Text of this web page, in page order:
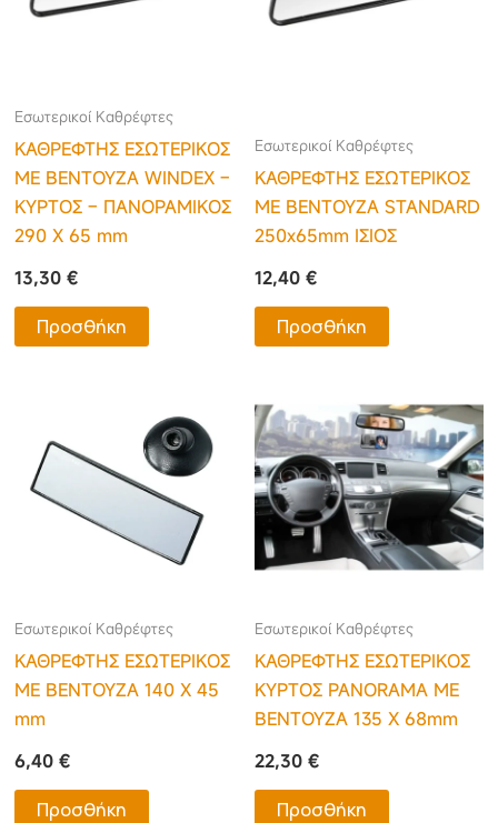
Εσωτερικοί Καθρέφτες
ΚΑΘΡΕΦΤΗΣ ΕΣΩΤΕΡΙΚΟΣ
ΜΕ ΒΕΝΤΟΥΖΑ WINDEX –
ΚΥΡΤΟΣ – ΠΑΝΟΡΑΜΙΚΟΣ
290 Χ 65 mm
13,30€
Προσθήκη
Εσωτερικοί Καθρέφτες
ΚΑΘΡΕΦΤΗΣ ΕΣΩΤΕΡΙΚΟΣ
ΜΕ ΒΕΝΤΟΥΖΑ STANDARD
250x65mm ΙΣΙΟΣ
12,40 €
Προσθήκη
Εσωτερικοί Καθρέφτες
ΚΑΘΡΕΦΤΗΣ ΕΣΩΤΕΡΙΚΟΣ
ΜΕ ΒΕΝΤΟΥΖΑ 140 Χ 45
mm
6,40€
Προσθήκη
Εσωτερικοί Καθρέφτες
ΚΑΘΡΕΦΤΗΣ ΕΣΩΤΕΡΙΚΟΣ
ΚΥΡΤΟΣ PANORAMA ΜΕ
ΒΕΝΤΟΥΖΑ 135 Χ 68mm
22,30 €
Προσθήκη